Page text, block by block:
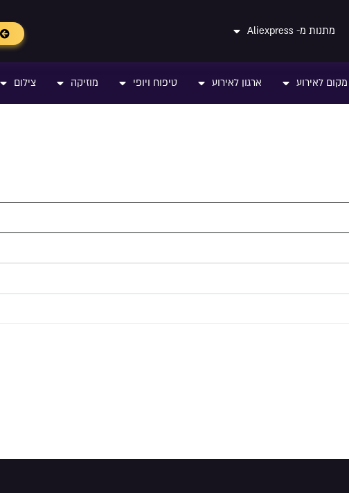
מתנות מ- Aliexpress
מקום לאירוע ארגון לאירוע טיפוח ויופי מוזיקה צילום